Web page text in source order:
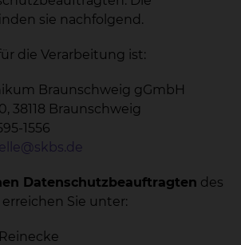
sie nachfolgend.
die Verarbeitung ist:
Braunschweig gGmbH
38118 Braunschweig
1556
Datenschutzbeauftragten des
Sie unter: